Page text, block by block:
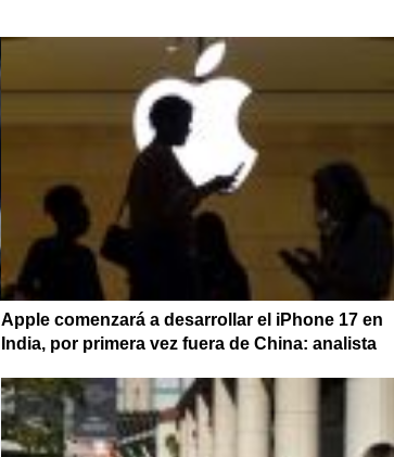
Apple comenzará a desarrollar el iPhone 17 en
India, por primera vez fuera de China: analista